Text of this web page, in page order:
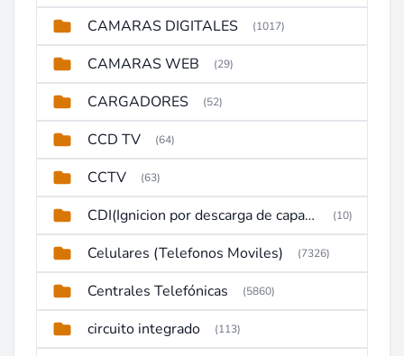
CAMARAS DIGITALES (1017)
CAMARAS WEB (29)
CARGADORES (52)
CCD TV (64)
CCTV (63)
CDI(Ignicion por descarga de capacitor) (10)
Celulares (Telefonos Moviles) (7326)
Centrales Telefónicas (5860)
circuito integrado (113)